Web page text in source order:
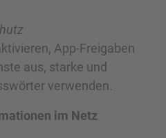
App-Freigaben
aus, starke und
verwenden.
im Netz